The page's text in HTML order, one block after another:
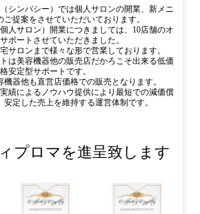
シンパシー）では個人サロンの開業、新メニ
ご提案をさせていただいております。
人サロン）開業につきましては、10店舗のオ
ポートさせていただきました。
サロンまで様々な形で営業しております。
は美容機器他の販売店だかろこそ出来る低価
格安定型サポートです。
機器他も直営店価格での販売となります。
績によるノウハウ提供により最短での減価償
定した売上を維持する運営体制です。
プロマを進呈致します